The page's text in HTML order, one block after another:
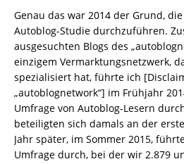
Genau das war 2014 der Grund,
Autoblog-Studie durchzuführen.
ausgesuchten Blogs des
einzigem Vermarktungsnetzwerk,
spezialisiert hat, führte ich
„autoblognetwork“] im Frühjahr
Umfrage von Autoblog-Lesern
beteiligten sich damals an der
Jahr später, im Sommer 2015,
Umfrage durch, bei der wir 2.879